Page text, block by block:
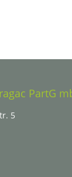
PartG
5